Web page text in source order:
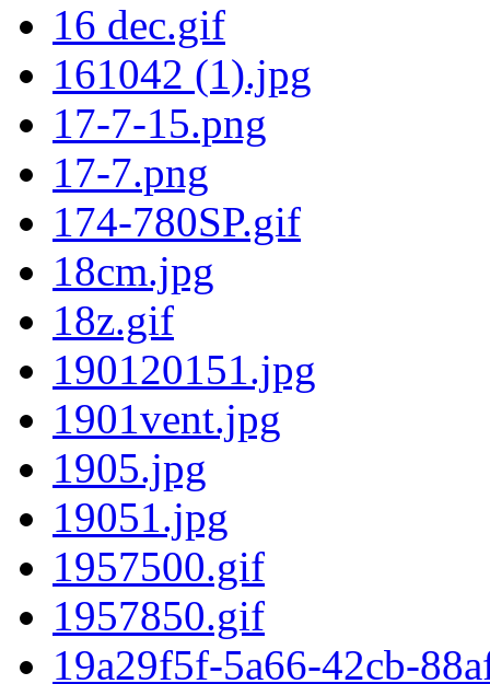
16 dec.gif
161042 (1).jpg
17-7-15.png
17-7.png
174-780SP.gif
18cm.jpg
18z.gif
190120151.jpg
1901vent.jpg
1905.jpg
19051.jpg
1957500.gif
1957850.gif
19a29f5f-5a66-42cb-